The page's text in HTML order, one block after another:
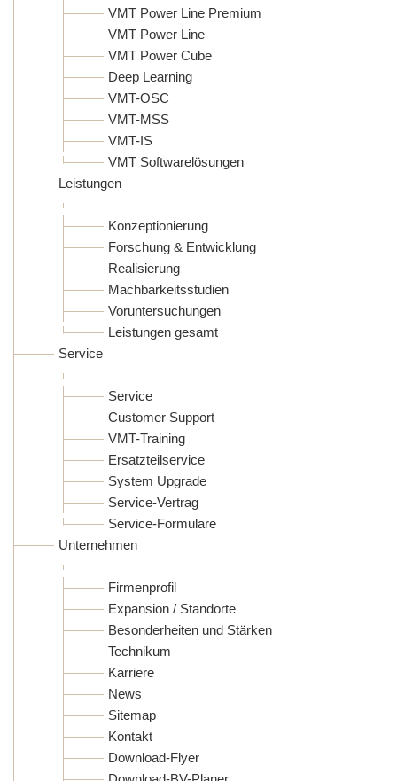
VMT Power Line Premium
VMT Power Line
VMT Power Cube
Deep Learning
VMT-OSC
VMT-MSS
VMT-IS
VMT Softwarelösungen
Leistungen
Konzeptionierung
Forschung & Entwicklung
Realisierung
Machbarkeitsstudien
Voruntersuchungen
Leistungen gesamt
Service
Service
Customer Support
VMT-Training
Ersatzteilservice
System Upgrade
Service-Vertrag
Service-Formulare
Unternehmen
Firmenprofil
Expansion / Standorte
Besonderheiten und Stärken
Technikum
Karriere
News
Sitemap
Kontakt
Download-Flyer